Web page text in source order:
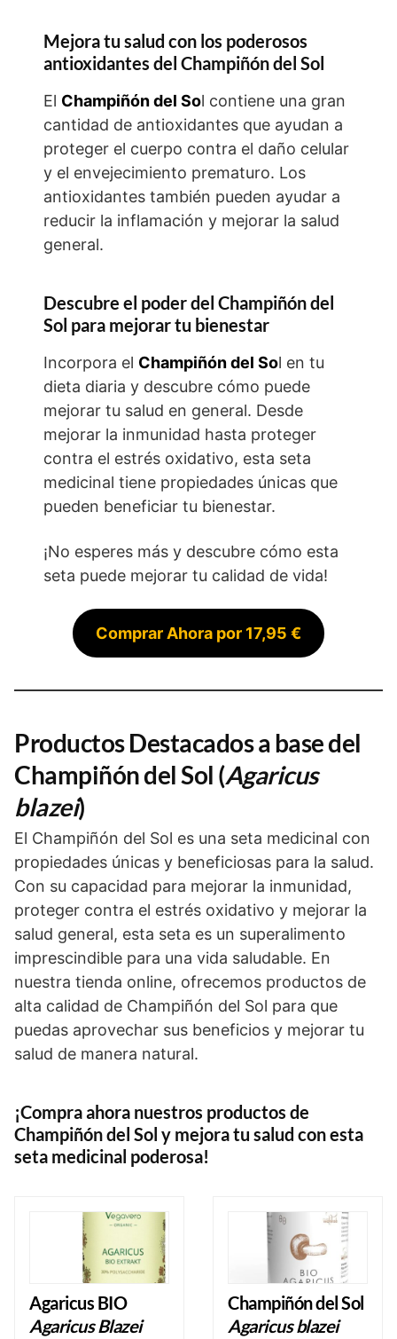
Mejora tu salud con los poderosos
antioxidantes del Champiñón del Sol
El Champiñón del Sol contiene una gran
cantidad de antioxidantes que ayudan a
proteger el cuerpo contra el daño celular
y el envejecimiento prematuro. Los
antioxidantes también pueden ayudar a
reducir la inflamación y mejorar la salud
general.
Descubre el poder del Champiñón del
Sol para mejorar tu bienestar
Incorpora el Champiñón del Sol en tu
dieta diaria y descubre cómo puede
mejorar tu salud en general. Desde
mejorar la inmunidad hasta proteger
contra el estrés oxidativo, esta seta
medicinal tiene propiedades únicas que
pueden beneficiar tu bienestar.
¡No esperes más y descubre cómo esta
seta puede mejorar tu calidad de vida!
Comprar Ahora por 17,95 €
Productos Destacados a base del
Champiñón del Sol (Agaricus
blazei)
El Champiñón del Sol es una seta medicinal con
propiedades únicas y beneficiosas para la salud.
Con su capacidad para mejorar la inmunidad,
proteger contra el estrés oxidativo y mejorar la
salud general, esta seta es un superalimento
imprescindible para una vida saludable. En
nuestra tienda online, ofrecemos productos de
alta calidad de Champiñón del Sol para que
puedas aprovechar sus beneficios y mejorar tu
salud de manera natural.
¡Compra ahora nuestros productos de
Champiñón del Sol y mejora tu salud con esta
seta medicinal poderosa!
Agaricus BIO
Agaricus Blazei
Champiñón del Sol
Agaricus blazei